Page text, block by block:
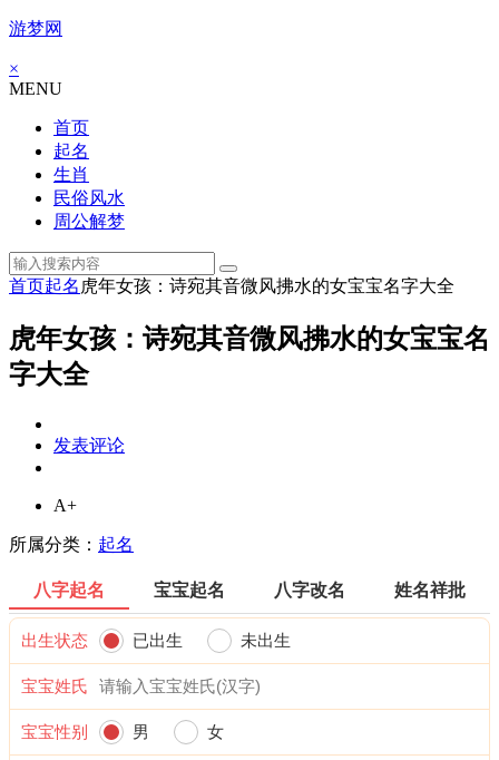
游梦网
×
MENU
首页
起名
生肖
民俗风水
周公解梦
首页起名 虎年女孩：诗宛其音微风拂水的女宝宝名字大全
虎年女孩：诗宛其音微风拂水的女宝宝名
字大全
发表评论
A+
所属分类： 起名
八字起名 宝宝起名 八字改名 姓名祥批
出生状态 已出生 未出生
宝宝姓氏
宝宝性别 男 女